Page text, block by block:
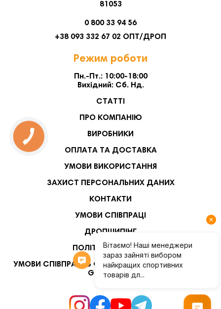
81053
0 800 33 94 56
+38 093 332 67 02 ОПТ/ДРОП
Режим роботи
Пн.-Пт.: 10:00-18:00
Вихідний: Сб. Нд.
СТАТТІ
ПРО КОМПАНІЮ
ВИРОБНИКИ
ОПЛАТА ТА ДОСТАВКА
УМОВИ ВИКОРИСТАННЯ
ЗАХИСТ ПЕРСОНАЛЬНИХ ДАНИХ
КОНТАКТИ
УМОВИ СПІВПРАЦІ
ДРОПШИПІНГ
ПОЛІТИКА БЕЗПЕКИ
УМОВИ СПІВПРАЦІ З ФІТНЕС-ТРЕНЕРАМИ ТА USER-
GENERATED